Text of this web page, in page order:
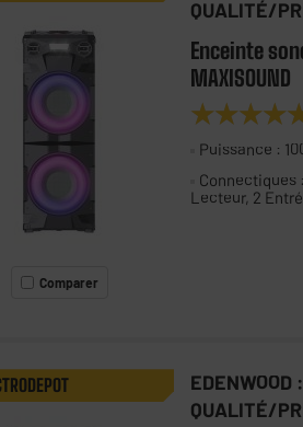
Comparer
QUALITÉ/
Enceinte
MAXISOUND
Puissance :
Connectiques
Lecteur, 2
EDENWOOD
QUALITÉ/